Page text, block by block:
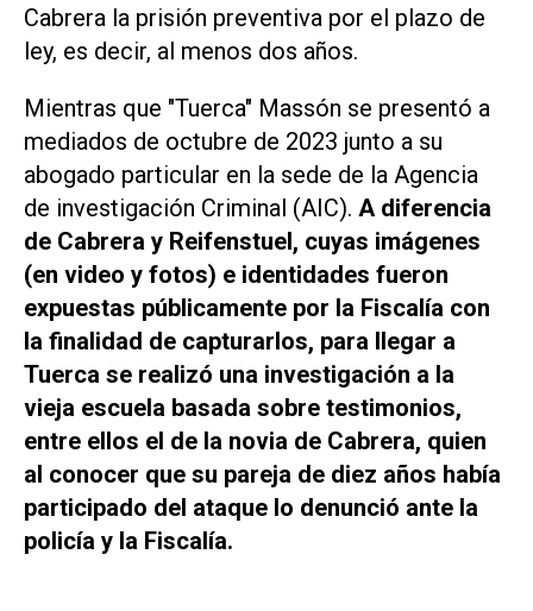
Cabrera la prisión preventiva por el plazo de
ley, es decir, al menos dos años.
Mientras que "Tuerca" Massón se presentó a
mediados de octubre de 2023 junto a su
abogado particular en la sede de la Agencia
de investigación Criminal (AIC). A diferencia
de Cabrera y Reifenstuel, cuyas imágenes
(en video y fotos) e identidades fueron
expuestas públicamente por la Fiscalía con
la finalidad de capturarlos, para llegar a
Tuerca se realizó una investigación a la
vieja escuela basada sobre testimonios,
entre ellos el de la novia de Cabrera, quien
al conocer que su pareja de diez años había
participado del ataque lo denunció ante la
policía y la Fiscalía.